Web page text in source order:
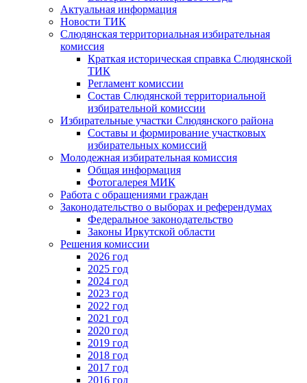
Актуальная информация
Новости ТИК
Слюдянская территориальная избирательная
комиссия
Краткая историческая справка Слюдянской
ТИК
Регламент комиссии
Состав Слюдянской территориальной
избирательной комиссии
Избирательные участки Слюдянского района
Составы и формирование участковых
избирательных комиссий
Молодежная избирательная комиссия
Общая информация
Фотогалерея МИК
Работа с обращениями граждан
Законодательство о выборах и референдумах
Федеральное законодательство
Законы Иркутской области
Решения комиссии
2026 год
2025 год
2024 год
2023 год
2022 год
2021 год
2020 год
2019 год
2018 год
2017 год
2016 год